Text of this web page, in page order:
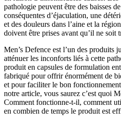
pathologie peuvent être des baisses
conséquentes d’éjaculation, une
et des douleurs dans l’aine et la
doivent être prises avant qu’il ne soit
Men’s Defence est l’un des produits
atténuer les inconforts liés à cette
produit en capsules de formulation
fabriqué pour offrir énormément de
et pour faciliter le bon
notre article, vous saurez c’est quoi
Comment fonctionne-t-il, comment
en combien de temps le produit est